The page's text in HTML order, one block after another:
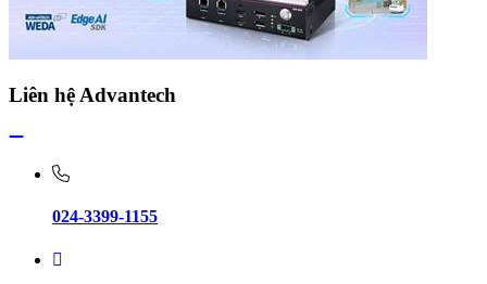
Liên hệ Advantech
024-3399-1155